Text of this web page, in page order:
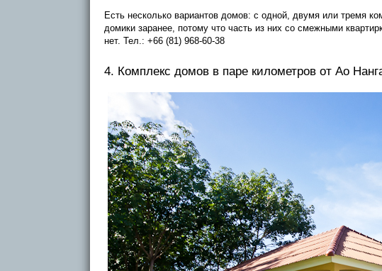
Есть несколько вариантов домов: с одной, двумя или тремя
домики заранее, потому что часть из них со смежными
нет. Тел.: +66 (81) 968-60-38
4. Комплекс домов в паре километров от Ао